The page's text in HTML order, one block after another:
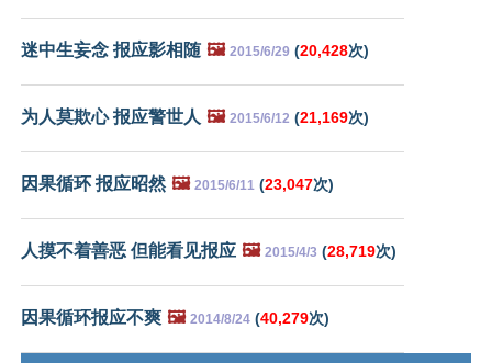
迷中生妄念 报应影相随 🖼️ 2015/6/29 (20,428次)
为人莫欺心 报应警世人 🖼️ 2015/6/12 (21,169次)
因果循环 报应昭然 🖼️ 2015/6/11 (23,047次)
人摸不着善恶 但能看见报应 🖼️ 2015/4/3 (28,719次)
因果循环报应不爽 🖼️ 2014/8/24 (40,279次)